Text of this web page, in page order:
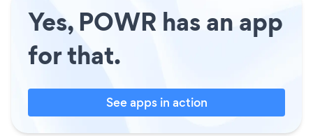
Yes, POWR has an app
for that.
See apps in action